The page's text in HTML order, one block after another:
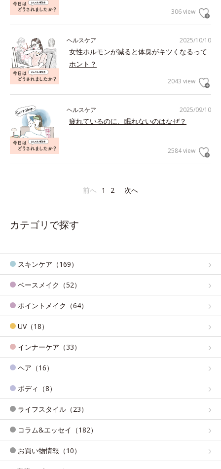
306 view
2025/10/10
ヘルスケア
女性ホルモンが減ると体臭がキツくなるって
ホント？
2043 view
2025/09/10
ヘルスケア
疲れているのに、眠れないのはなぜ？
2584 view
前へ 1 2 次へ
カテゴリで探す
スキンケア（169）
ベースメイク（52）
ポイントメイク（64）
UV（18）
インナーケア（33）
ヘア（16）
ボディ（8）
ライフスタイル（23）
コラム&エッセイ（182）
お買い物情報（10）